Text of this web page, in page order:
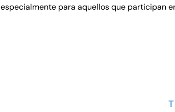
especialmente para aquellos que participan